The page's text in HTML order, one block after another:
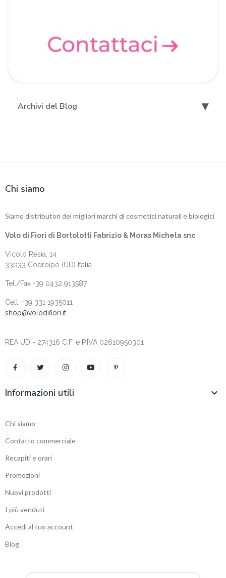
Archivi del Blog
Chi siamo
Siamo distributori dei migliori marchi di cosmetici naturali e biologici
Volo di Fiori di Bortolotti Fabrizio & Moras Michela snc
Vicolo Resia, 14
33033 Codroipo (UD) Italia
Tel./Fax +39 0432 913587
Cell. +‎39 331 1935011
shop@volodifiori.it
REA UD - 274316 C.F. e P.IVA 02610950301
Informazioni utili 
Chi siamo
Contatto commerciale
Recapiti e orari
Promozioni
Nuovi prodotti
I più venduti
Accedi al tuo account
Blog